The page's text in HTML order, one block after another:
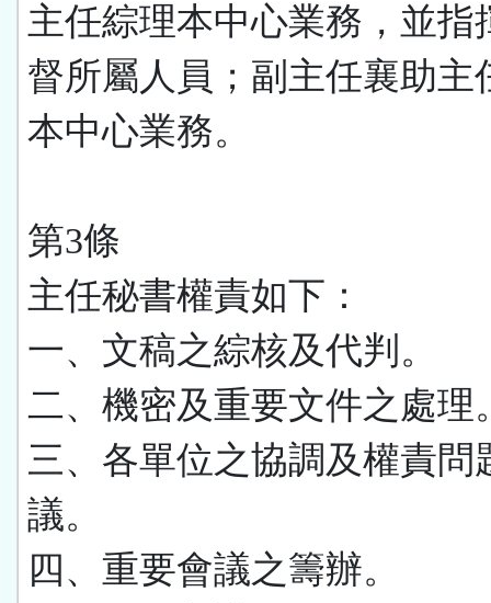
主任綜理本中心業務，並指
督所屬人員；副主任襄助主
本中心業務。
第3條
主任秘書權責如下：
一、文稿之綜核及代判。
二、機密及重要文件之處理
三、各單位之協調及權責問
議。
四、重要會議之籌辦。